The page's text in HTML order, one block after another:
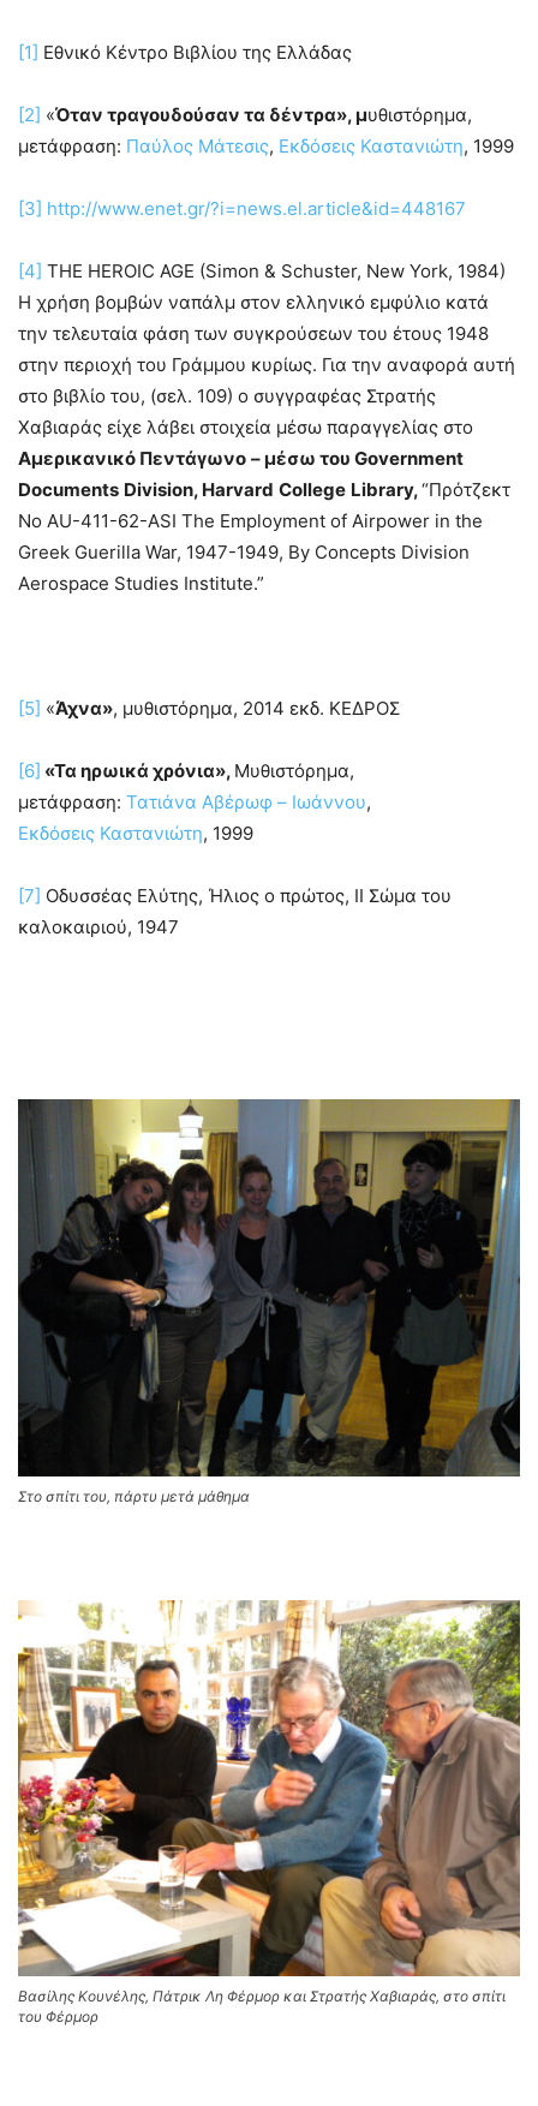
[1] Εθνικό Κέντρο Βιβλίου της Ελλάδας
[2] «Όταν τραγουδούσαν τα δέντρα», μυθιστόρημα,
μετάφραση: Παύλος Μάτεσις, Εκδόσεις Καστανιώτη, 1999
[3] http://www.enet.gr/?i=news.el.article&id=448167
[4] THE HEROIC AGE (Simon & Schuster, New York, 1984)
Η χρήση βομβών ναπάλμ στον ελληνικό εμφύλιο κατά
την τελευταία φάση των συγκρούσεων του έτους 1948
στην περιοχή του Γράμμου κυρίως. Για την αναφορά αυτή
στο βιβλίο του, (σελ. 109) ο συγγραφέας Στρατής
Χαβιαράς είχε λάβει στοιχεία μέσω παραγγελίας στο
Αμερικανικό Πεντάγωνο – μέσω του Government
Documents Division, Harvard College Library,“Πρότζεκτ
Νο AU-411-62-ASI The Employment of Airpower in the
Greek Guerilla War, 1947-1949, By Concepts Division
Aerospace Studies Institute.”
[5] «Άχνα», μυθιστόρημα, 2014 εκδ. ΚΕΔΡΟΣ
[6] «Τα ηρωικά χρόνια», Μυθιστόρημα,
μετάφραση: Τατιάνα Αβέρωφ – Ιωάννου,
Εκδόσεις Καστανιώτη, 1999
[7] Οδυσσέας Ελύτης, Ήλιος ο πρώτος, ΙΙ Σώμα του
καλοκαιριού, 1947
Στο σπίτι του, πάρτυ μετά μάθημα
Βασίλης Κουνέλης, Πάτρικ Λη Φέρμορ και Στρατής Χαβιαράς, στο σπίτι
του Φέρμορ